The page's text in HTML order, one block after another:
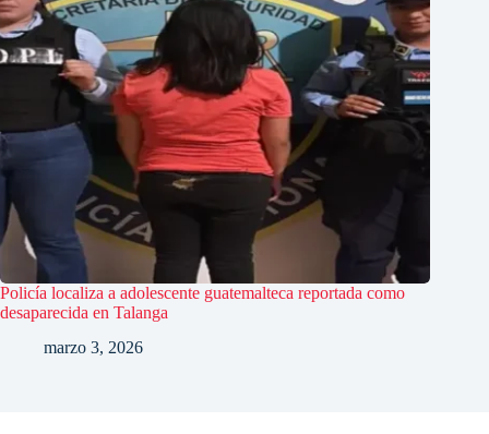
Policía localiza a adolescente guatemalteca reportada como
desaparecida en Talanga
marzo 3, 2026